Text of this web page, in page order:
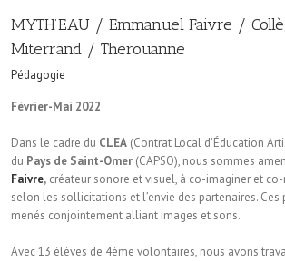
MYTH’EAU / Emmanuel Faivre /
Miterrand / Therouanne
Pédagogie
Février-Mai 2022
Dans le cadre du CLEA (Contrat Local d’Éducation
du Pays de Saint-Omer (CAPSO), nous sommes
Faivre, créateur sonore et visuel, à co-imaginer et
selon les sollicitations et l’envie des partenaires.
menés conjointement alliant images et sons.
Avec 13 élèves de 4ème volontaires, nous avons